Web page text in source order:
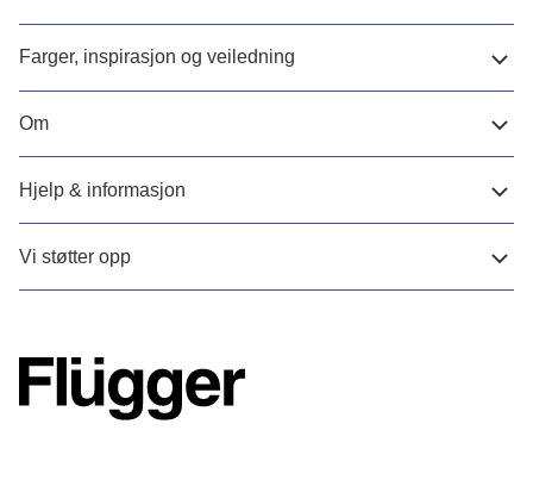
Farger, inspirasjon og veiledning
Om
Hjelp & informasjon
Vi støtter opp